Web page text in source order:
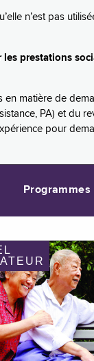
n’est pas
les prestations
matière de
PA) et
pour
Programmes